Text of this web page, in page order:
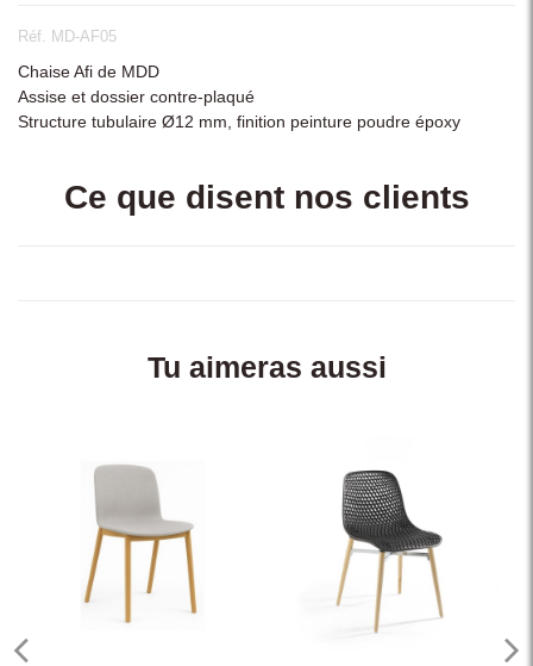
Réf. MD-AF05
Chaise Afi de MDD
Assise et dossier contre-plaqué
Structure tubulaire Ø12 mm, finition peinture poudre époxy
Ce que disent nos clients
Tu aimeras aussi